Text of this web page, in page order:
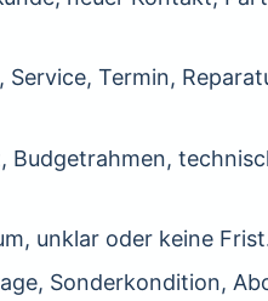
Termin,
Budgetrahmen,
unklar oder keine
Sonderkondition,